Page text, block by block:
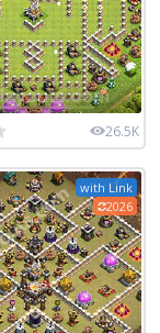
26.5K
with Link
2026